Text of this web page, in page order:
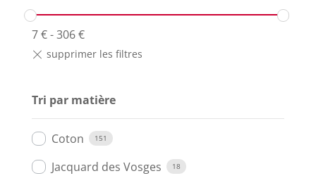
7€-306€
Tri par matière
Coton 151
Jacquard des Vosges 18